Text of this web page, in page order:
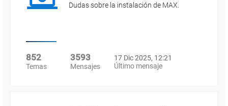
Dudas sobre la instalación de MAX.
852
Temas
3593
Mensajes
17 Dic 2025, 12:21
Último mensaje